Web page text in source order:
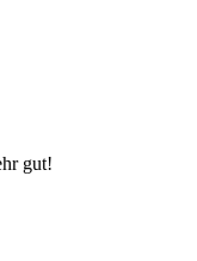
gut!